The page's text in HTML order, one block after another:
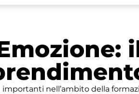
nell’ambito della